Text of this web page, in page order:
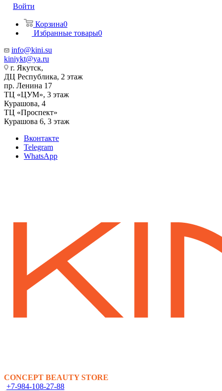
Войти
Корзина0
Избранные товары0
info@kini.su
kiniykt@ya.ru
г. Якутск, ​‌
ДЦ Республика, 2 этаж
‌‌пр. Ленина 17
‌ТЦ «ЦУМ», 3 этаж
‌Курашова, 4
ТЦ «Проспект»
Курашова 6, 3 этаж
Вконтакте
Telegram
WhatsApp
CONCEPT BEAUTY STORE
+7-984-108-27-88